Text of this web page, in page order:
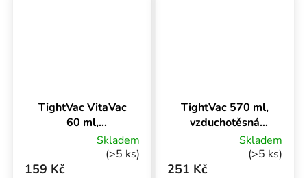
TightVac VitaVac
60 ml,
vzduchotěsná
dóza neprůhledná
Skladem
(>5 ks)
159 Kč
TightVac 570 ml,
vzduchotěsná
dóza neprůhledná
Skladem
(>5 ks)
251 Kč